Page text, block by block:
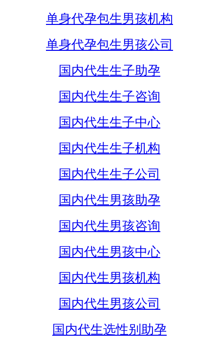
单身代孕包生男孩机构
单身代孕包生男孩公司
国内代生生子助孕
国内代生生子咨询
国内代生生子中心
国内代生生子机构
国内代生生子公司
国内代生男孩助孕
国内代生男孩咨询
国内代生男孩中心
国内代生男孩机构
国内代生男孩公司
国内代生选性别助孕